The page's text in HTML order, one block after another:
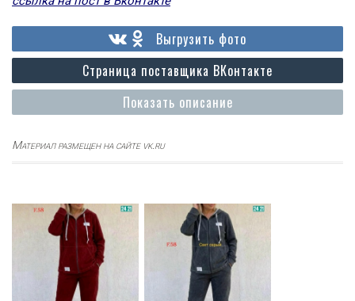
Показать описание
Страница поставщика ВКонтакте
Выгрузить фото
Материал размещен на сайте vk.ru